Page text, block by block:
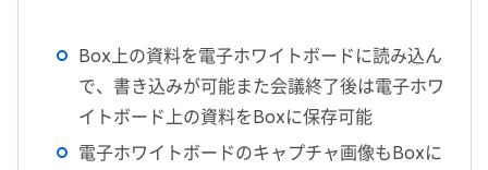
Box上の資料を電子ホワイトボードに読み込ん
で、書き込みが可能また会議終了後は電子ホワ
イトボード上の資料をBoxに保存可能
電子ホワイトボードのキャプチャ画像もBoxに